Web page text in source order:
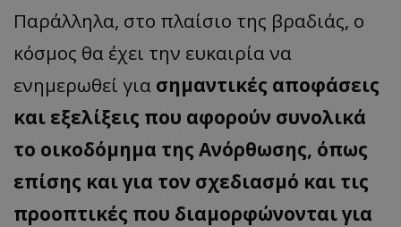
Παράλληλα, στο πλαίσιο της βραδιάς, ο
κόσμος θα έχει την ευκαιρία να
ενημερωθεί για σημαντικές αποφάσεις
και εξελίξεις που αφορούν συνολικά
το οικοδόμημα της Ανόρθωσης, όπως
επίσης και για τον σχεδιασμό και τις
προοπτικές που διαμορφώνονται για